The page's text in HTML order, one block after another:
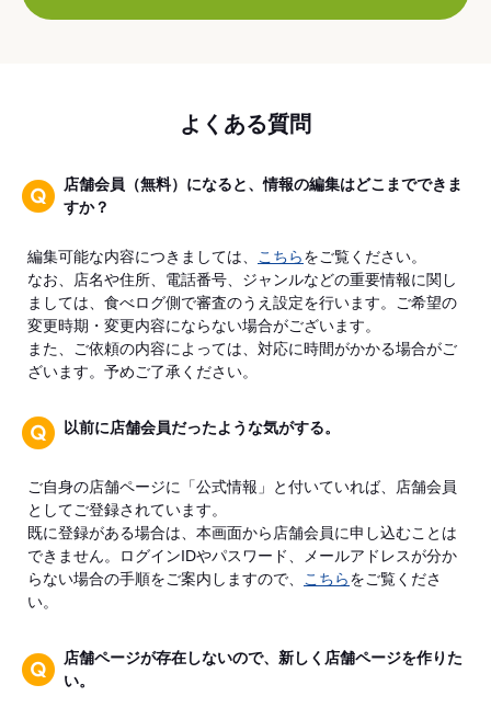
よくある質問
店舗会員（無料）になると、情報の編集はどこまでできま
すか？
編集可能な内容につきましては、 こちらをご覧ください。
なお、店名や住所、電話番号、ジャンルなどの重要情報に関し
ましては、食べログ側で審査のうえ設定を行います。ご希望の
変更時期・変更内容にならない場合がございます。
また、ご依頼の内容によっては、対応に時間がかかる場合がご
ざいます。予めご了承ください。
以前に店舗会員だったような気がする。
ご自身の店舗ページに「公式情報」と付いていれば、店舗会員
としてご登録されています。
既に登録がある場合は、本画面から店舗会員に申し込むことは
できません。ログインIDやパスワード、メールアドレスが分か
らない場合の手順をご案内しますので、
こちらをご覧くださ
い。
店舗ページが存在しないので、新しく店舗ページを作りた
い。